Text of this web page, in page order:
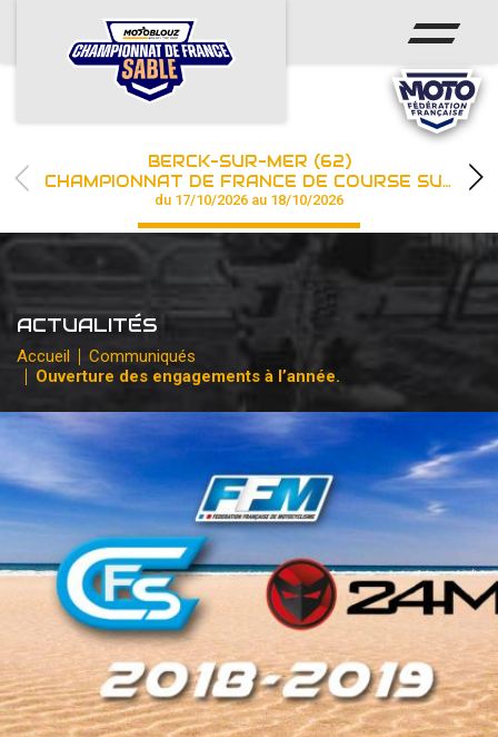
ACCUEIL
ACTUS
CHAMPIONNAT
RÉSULTATS
PHOTOS / WEB TV
PARTENAIRES
les engagements
BERCK-SUR-MER (62)
CHAMPIONNAT DE FRANCE DE COURSE SUR SABLE
du 17/10/2026 au 18/10/2026
ACTUALITÉS
Accueil
Communiqués
Ouverture des engagements à l’année.